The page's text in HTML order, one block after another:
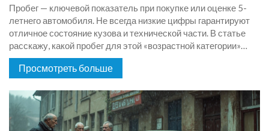
Пробег — ключевой показатель при покупке или оценке 5-
летнего автомобиля. Не всегда низкие цифры гарантируют
отличное состояние кузова и технической части. В статье
расскажу, какой пробег для этой «возрастной категории»
считается нормой, на что реально смотреть при оценке
машины и как не попасться на скрученный одометр.
существу, для тех, кто не хочет переплачивать и
сталкиваться с неприятными сюрпризами.
Просмотреть больше